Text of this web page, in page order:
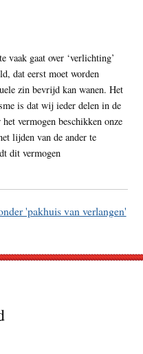
vaak gaat over ‘verlichting’
dat eerst moet worden
zin bevrijd kan wanen. Het
is dat wij ieder delen in de
vermogen beschikken onze
lijden van de ander te
dit vermogen
'pakhuis van verlangen'